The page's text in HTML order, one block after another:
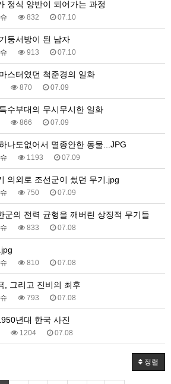
정식 양반이 되어가는 과정
832 07.10
둥서방이 된 남자
913 07.10
스터였던 척준경의 일화
870 07.09
수부대의 무시무시한 일화
866 07.09
나도없어서 멸종안한 동물...JPG
1193 07.09
의외로 조선군이 썼던 무기.jpg
750 07.09
군의 전력 균형을 깨버린 상징적 무기들
833 07.08
810 07.08
, 그리고 진비의 최후
793 07.08
년대 한국 사진
1204 07.08
정렬